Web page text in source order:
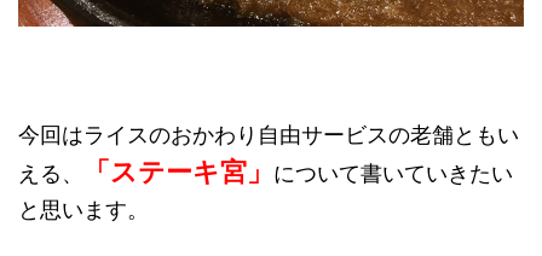
今回はライスのおかわり自由サービスの老舗ともい
える、
「ステーキ宮」
について書いていきたい
と思います。